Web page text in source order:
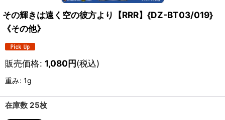
その輝きは遠く空の彼方より【RRR】{DZ-BT03/019}
《その他》
販売価格: 1,080円(税込)
重み: 1g
在庫数 25枚